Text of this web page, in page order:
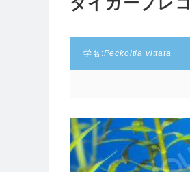
学名:Peckoltia vittata